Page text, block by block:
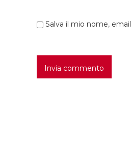
l
i
Salva il mio nome,